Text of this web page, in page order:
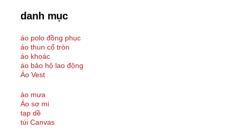
danh mục
áo polo đồng phục
áo thun cổ tròn
áo khoác
áo bảo hộ lao động
Áo Vest
áo mưa
Áo sơ mi
tạp dề
túi Canvas